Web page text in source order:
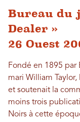
Bureau du
Dealer »
26 Ouest
Fondé en 1895 par
mari William
et soutenait la
moins trois
Noirs à cette